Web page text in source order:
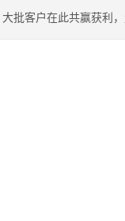
批客户在此共赢获利